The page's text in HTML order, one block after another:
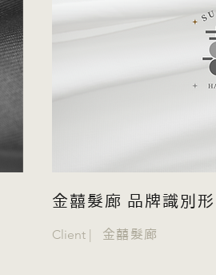
金囍髮廊 品牌識別
Client | 金囍髮廊